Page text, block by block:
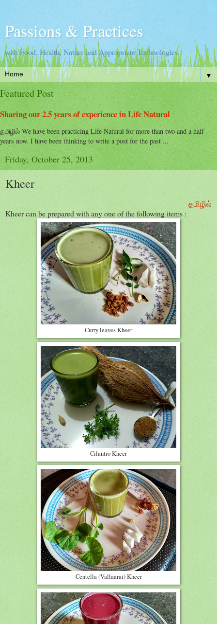
Passions & Practices
with Food, Health, Nature and Appropriate Technologies.
▼
Featured Post
Sharing our 2.5 years of experience in Life Natural
தமிழில் We have been practicing Life Natural for more than two and a half
years now. I have been thinking to write a post for the past ...
Friday, October 25, 2013
Kheer
தமிழில்
Kheer can be prepared with any one of the following items :
Curry leaves Kheer
Cilantro Kheer
Centella (Vallaarai) Kheer